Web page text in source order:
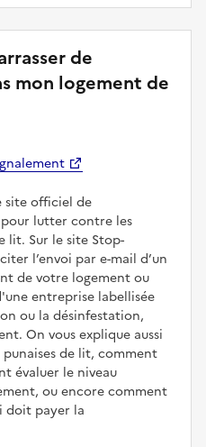
de
mon logement de
site officiel de
lutter contre les
lit. Sur le site Stop-
l’envoi par e-mail d’un
de votre logement ou
entreprise labellisée
ou la désinfestation,
On vous explique aussi
de lit, comment
évaluer le niveau
ou encore comment
doit payer la